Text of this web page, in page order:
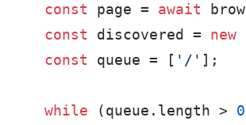
const page = await
const discovered = new
const queue = [ '/' ];
while (queue. length > 0